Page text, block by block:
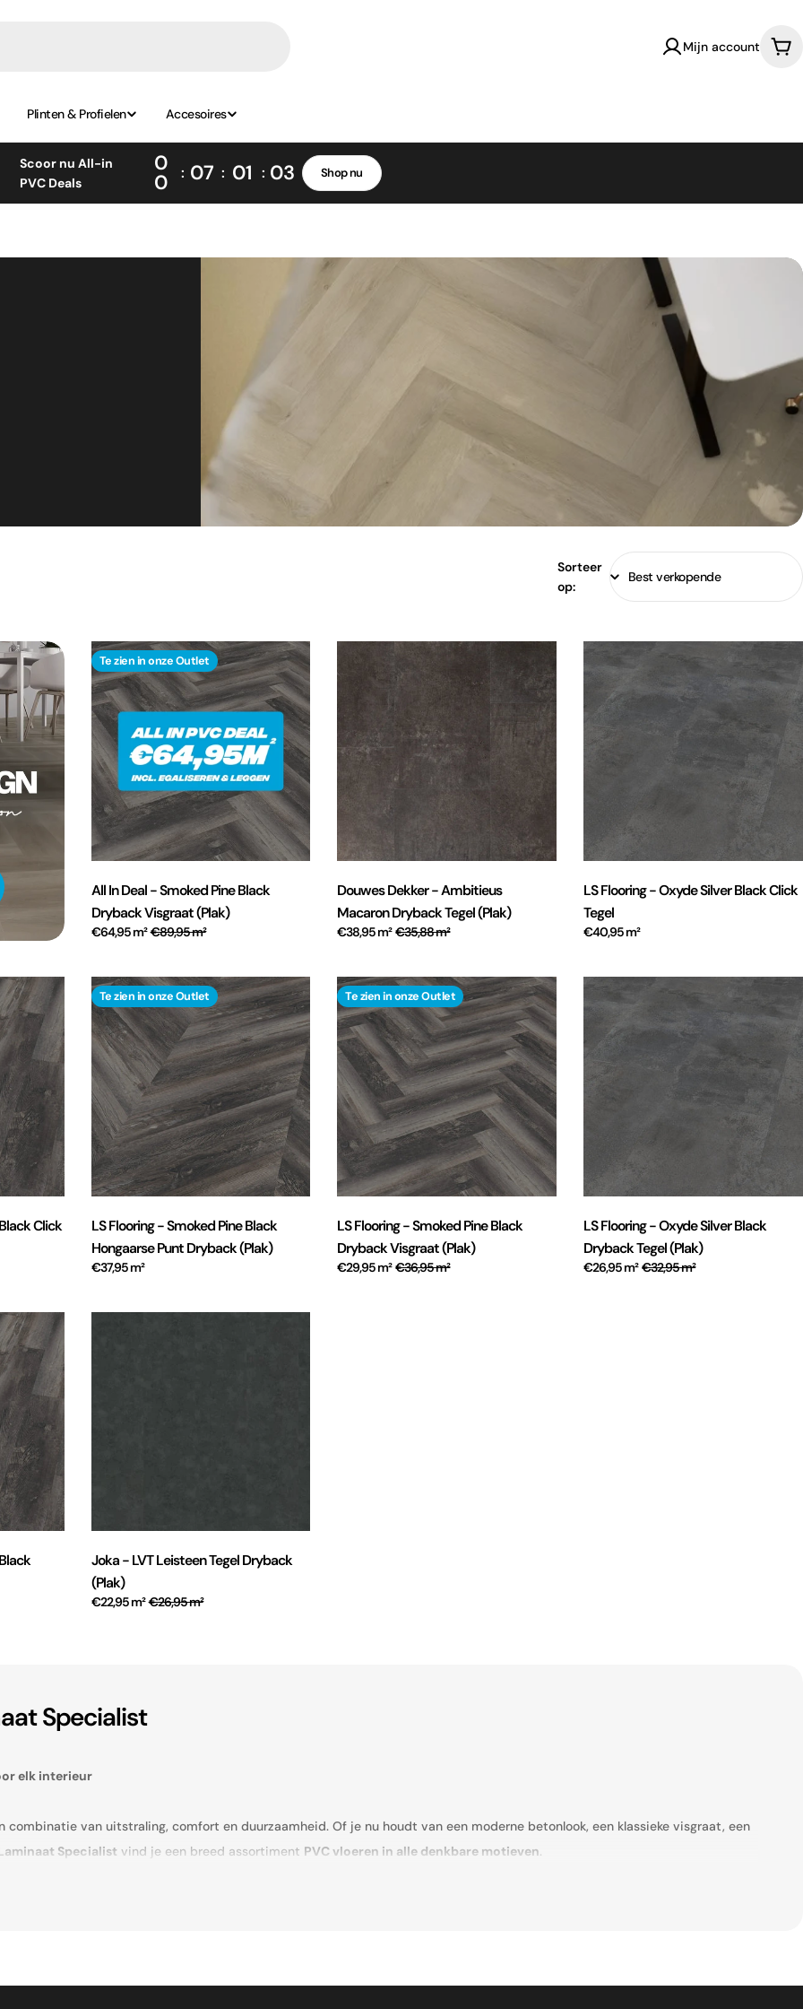
Mijn account
Plinten & Profielen Accesoires
Scoor nu All-in
PVC Deals
0
0 07 01 02 Shop nu
Sorteer
op:
Te zien in onze Outlet
All In Deal - Smoked Pine Black
Dryback Visgraat (Plak)
€64,95 m²€89,95 m²
Douwes Dekker - Ambitieus
Macaron Dryback Tegel (Plak)
€38,95 m²€35,88 m²
LS Flooring - Oxyde Silver Black Click
Tegel
€40,95 m²
Click
Te zien in onze Outlet
LS Flooring - Smoked Pine Black
Hongaarse Punt Dryback (Plak)
€37,95 m²
Te zien in onze Outlet
LS Flooring - Smoked Pine Black
Dryback Visgraat (Plak)
€29,95 m²€36,95 m²
LS Flooring - Oxyde Silver Black
Dryback Tegel (Plak)
€26,95 m²€32,95 m²
Joka - LVT Leisteen Tegel Dryback
(Plak)
€22,95 m²€26,95 m²
Specialist
elk interieur
combinatie van uitstraling, comfort en duurzaamheid. Of je nu houdt van een moderne betonlook, een klassieke visgraat, een
Specialist vind je een breed assortiment PVC vloeren in alle denkbare motieven.
kwaliteitsvloeren van betrouwbare fabrikanten. Denk hierbij aan populaire merken als